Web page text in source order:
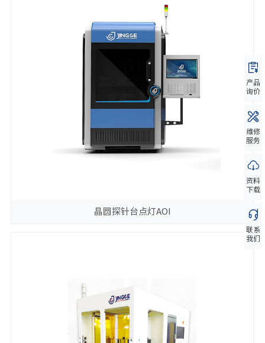
晶圆探针台点灯AOI
产品
询价
维修
服务
资料
下载
联系
我们